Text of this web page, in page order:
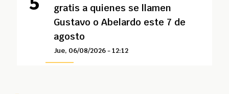
gratis a quienes se llamen
Gustavo o Abelardo este 7 de
agosto
Jue, 06/08/2026 - 12:12